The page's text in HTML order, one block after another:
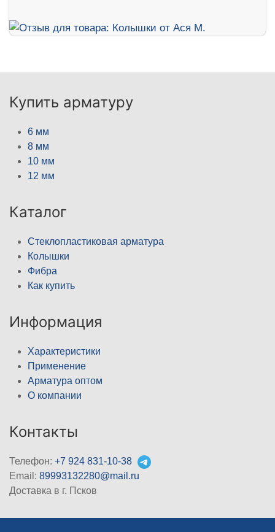
Купить арматуру
6 мм
8 мм
10 мм
12 мм
Каталог
Стеклопластиковая арматура
Колышки
Фибра
Как купить
Информация
Характеристики
Применение
Арматура оптом
О компании
Контакты
Телефон: +7 924 831-10-38
Email: 89993132280@mail.ru
Доставка в г. Псков